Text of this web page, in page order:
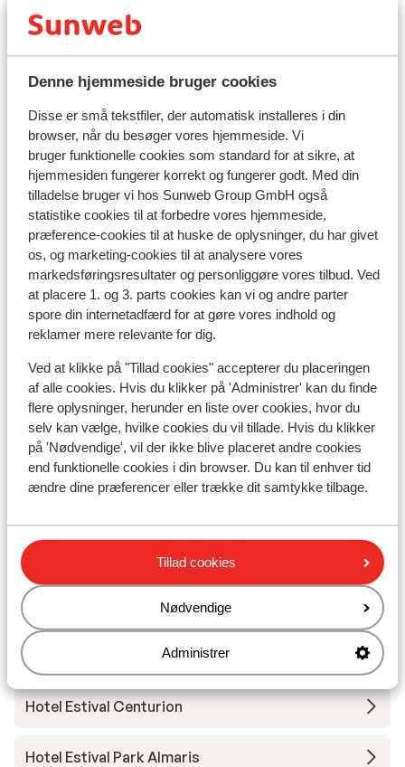
Denne hjemmeside bruger cookies
Disse er små tekstfiler, der automatisk installeres i din
browser, når du besøger vores hjemmeside. Vi
bruger funktionelle cookies som standard for at sikre, at
hjemmesiden fungerer korrekt og fungerer godt. Med din
tilladelse bruger vi hos Sunweb Group GmbH også
statistike cookies til at forbedre vores hjemmeside,
præference-cookies til at huske de oplysninger, du har givet
os, og marketing-cookies til at analysere vores
markedsføringsresultater og personliggøre vores tilbud. Ved
at placere 1. og 3. parts cookies kan vi og andre parter
spore din internetadfærd for at gøre vores indhold og
reklamer mere relevante for dig.
Ved at klikke på "Tillad cookies" accepterer du placeringen
af alle cookies. Hvis du klikker på 'Administrer' kan du finde
flere oplysninger, herunder en liste over cookies, hvor du
selv kan vælge, hvilke cookies du vil tillade. Hvis du klikker
på 'Nødvendige', vil der ikke blive placeret andre cookies
end funktionelle cookies i din browser. Du kan til enhver tid
ændre dine præferencer eller trække dit samtykke tilbage.
Tillad cookies
Nødvendige
Administrer
Lokation
Se på kort
I området
Afstand til stranden ca. 500 meter (sandstrand)
Afstand til centrum: ca. 500 meter
Afstand til lufthavn BCN: ca. 100 kilometer
Afstand til busstoppested ca. 300 meter
Afstand til nærmeste butikker ca. 300 meter
Afstand til nærmeste kiosk ca. 250 meter
Nærmeste restaurant ca. 300 meter
Nærmeste apotek ca. 500 meter
Andre overnatningssteder i Costa
Hotel Estival El Dorado Resort - Halvpension
Hotel Golden Port Salou & Spa
Hotel Estival Centurion
Hotel Estival Park Almaris